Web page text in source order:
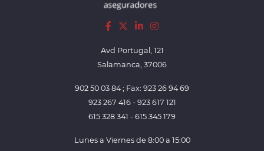
Avd Portugal, 121
Salamanca, 37006
902 50 03 84 ; Fax: 923 26 94 69
923 267 416 - 923 617 121
615 328 341 - 615 345 179
Lunes a Viernes de 8:00 a 15:00